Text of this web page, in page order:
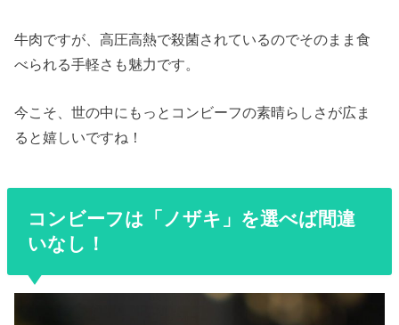
牛肉ですが、高圧高熱で殺菌されているのでそのまま食
べられる手軽さも魅力です。
今こそ、世の中にもっとコンビーフの素晴らしさが広ま
ると嬉しいですね！
コンビーフは「ノザキ」を選べば間違
いなし！